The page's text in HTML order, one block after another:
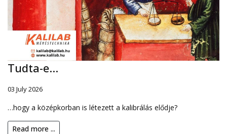
Tudta-e...
03 July 2026
…hogy a középkorban is létezett a kalibrálás elődje?
Read more ...